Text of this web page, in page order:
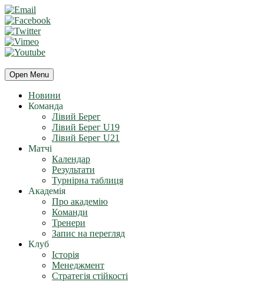
Open Menu
Новини
Команда
Лівий Берег
Лівий Берег U19
Лівий Берег U21
Матчі
Календар
Результати
Турнірна таблиця
Академія
Про академію
Команди
Тренери
Запис на перегляд
Клуб
Історія
Менеджмент
Стратегія стійкості